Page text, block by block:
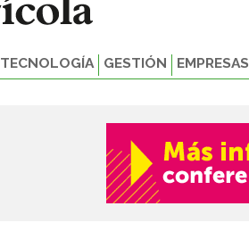
TECNOLOGÍA GESTIÓN EMPRESAS